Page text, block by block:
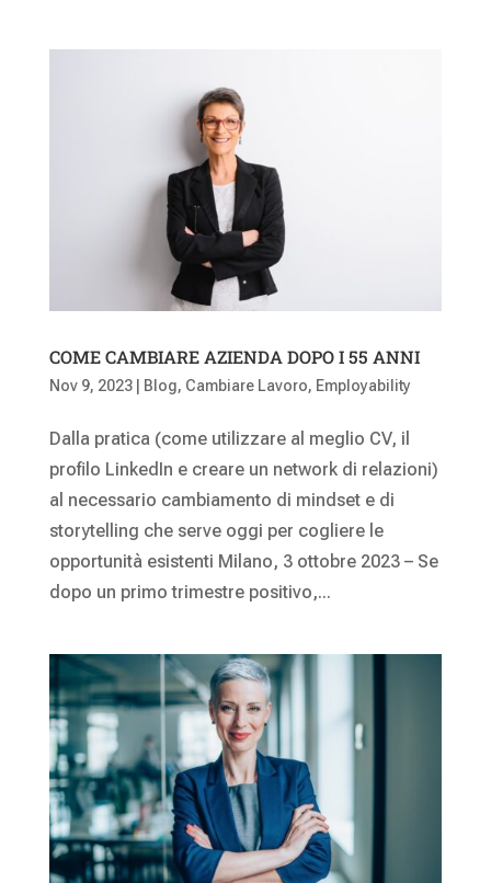
COME CAMBIARE AZIENDA DOPO I 55 ANNI
Nov 9, 2023| Blog, Cambiare Lavoro, Employability
Dalla pratica (come utilizzare al meglio CV, il
profilo LinkedIn e creare un network di relazioni)
al necessario cambiamento di mindset e di
storytelling che serve oggi per cogliere le
opportunità esistenti Milano, 3 ottobre 2023 – Se
dopo un primo trimestre positivo,...